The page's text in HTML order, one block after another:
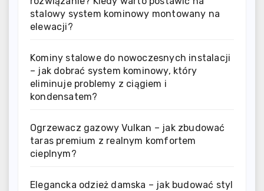
stalowy system kominowy montowany na
elewacji?
Kominy stalowe do nowoczesnych instalacji
– jak dobrać system kominowy, który
eliminuje problemy z ciągiem i
kondensatem?
Ogrzewacz gazowy Vulkan – jak zbudować
taras premium z realnym komfortem
cieplnym?
Elegancka odzież damska – jak budować styl